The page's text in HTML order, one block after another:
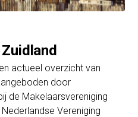
actueel overzicht van
door
de Makelaarsvereniging
Vereniging